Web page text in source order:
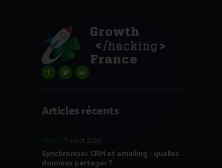
Articles récents
Tools 7 août 2026
Synchroniser CRM et emailing : quelles
données partager ?